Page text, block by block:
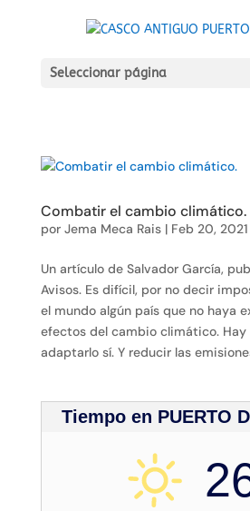
Seleccionar página
Combatir el cambio climático.
por Jema Meca Rais| Feb 20, 2021
Un artículo de Salvador García,
Avisos. Es difícil, por no decir
el mundo algún país que no haya
efectos del cambio climático.
adaptarlo sí. Y reducir las
Tiempo en PUERTO